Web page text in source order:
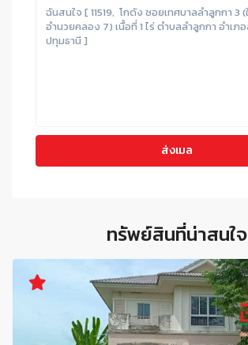
ทรัพย์สินที่น่าสนใจ